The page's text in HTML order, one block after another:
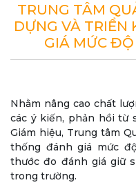
TRUNG TÂM
DỰNG VÀ
GIÁ MỨC
Nhằm nâng cao chất
các ý kiến, phản hồi từ
Giám hiệu, Trung tâm
thống đánh giá mức
thước đo đánh giá giữ
trong trường.